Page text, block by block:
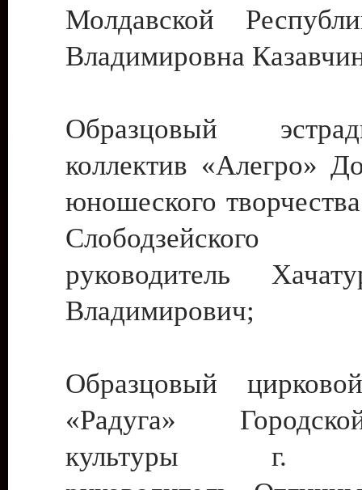
Молдавской
Владимировна
Образцовый
коллектив «Алегро»
юношеского
руководитель
Владимирович;
Образцовый
«Радуга»
культуры г.